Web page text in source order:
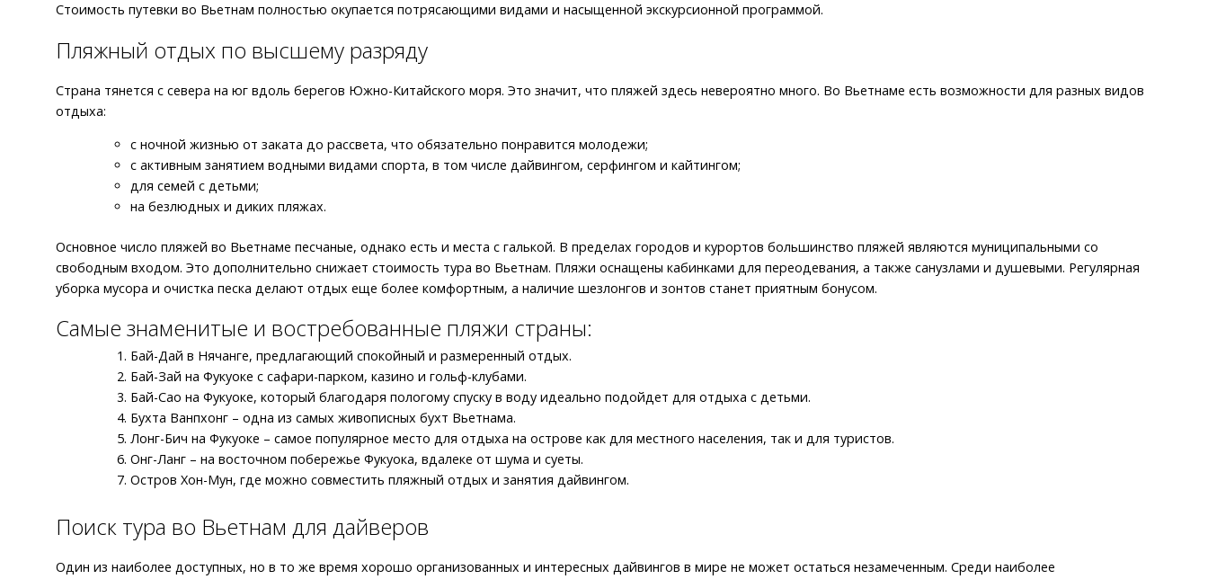
Стоимость путевки во Вьетнам полностью окупается потрясающими видами и насыщенной экскурсионной программой.
Пляжный отдых по высшему разряду
Страна тянется с севера на юг вдоль берегов Южно-Китайского моря. Это значит, что пляжей здесь невероятно много. Во Вьетнаме есть возможности для разных видов
отдыха:
с ночной жизнью от заката до рассвета, что обязательно понравится молодежи;
с активным занятием водными видами спорта, в том числе дайвингом, серфингом и кайтингом;
для семей с детьми;
на безлюдных и диких пляжах.
Основное число пляжей во Вьетнаме песчаные, однако есть и места с галькой. В пределах городов и курортов большинство пляжей являются муниципальными со
свободным входом. Это дополнительно снижает стоимость тура во Вьетнам. Пляжи оснащены кабинками для переодевания, а также санузлами и душевыми. Регулярная
уборка мусора и очистка песка делают отдых еще более комфортным, а наличие шезлонгов и зонтов станет приятным бонусом.
Самые знаменитые и востребованные пляжи страны:
Бай-Дай в Нячанге, предлагающий спокойный и размеренный отдых.
Бай-Зай на Фукуоке с сафари-парком, казино и гольф-клубами.
Бай-Сао на Фукуоке, который благодаря пологому спуску в воду идеально подойдет для отдыха с детьми.
Бухта Ванпхонг – одна из самых живописных бухт Вьетнама.
Лонг-Бич на Фукуоке – самое популярное место для отдыха на острове как для местного населения, так и для туристов.
Онг-Ланг – на восточном побережье Фукуока, вдалеке от шума и суеты.
Остров Хон-Мун, где можно совместить пляжный отдых и занятия дайвингом.
Поиск тура во Вьетнам для дайверов
Один из наиболее доступных, но в то же время хорошо организованных и интересных дайвингов в мире не может остаться незамеченным. Среди наиболее